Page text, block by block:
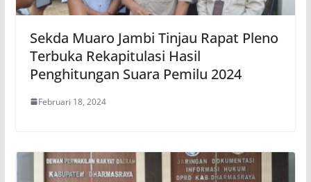
Sekda Muaro Jambi Tinjau Rapat Pleno
Terbuka Rekapitulasi Hasil
Penghitungan Suara Pemilu 2024
Februari 18, 2024